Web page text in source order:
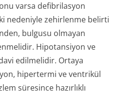
varsa defibrilasyon
nedeniyle zehirlenme belirti
bulgusu olmayan
Hipotansiyon ve
edilmelidir. Ortaya
hipertermi ve ventrikül
süresince hazırlıklı